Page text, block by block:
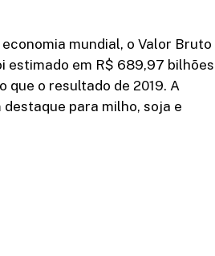
mundial, o Valor Bruto
estimado em R$ 689,97 bilhões
que o resultado de 2019. A
para milho, soja e